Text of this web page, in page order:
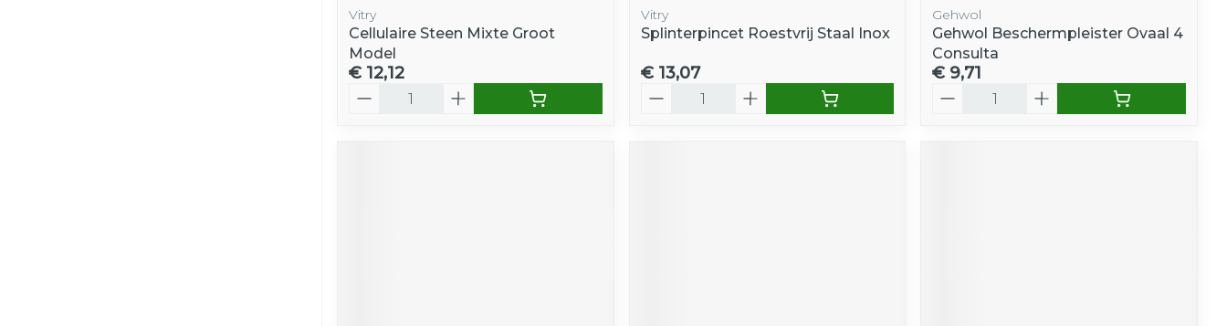
Vitry
Cellulaire Steen Mixte Groot
Model
€ 12,12
Vitry
Splinterpincet Roestvrij Staal Inox
€ 13,07
Gehwol
Gehwol Beschermpleister Ovaal 4
Consulta
€ 9,71